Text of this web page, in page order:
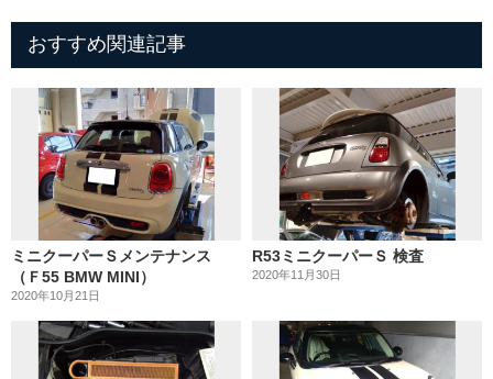
おすすめ関連記事
ミニクーパーＳメンテナンス
（Ｆ55 BMW MINI）
2020年10月21日
R53ミニクーパーＳ 検査
2020年11月30日